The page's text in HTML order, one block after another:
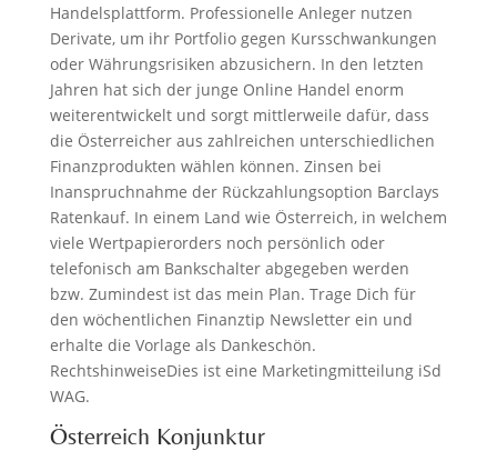
Handelsplattform. Professionelle Anleger nutzen
Derivate, um ihr Portfolio gegen Kursschwankungen
oder Währungsrisiken abzusichern. In den letzten
Jahren hat sich der junge Online Handel enorm
weiterentwickelt und sorgt mittlerweile dafür, dass
die Österreicher aus zahlreichen unterschiedlichen
Finanzprodukten wählen können. Zinsen bei
Inanspruchnahme der Rückzahlungsoption Barclays
Ratenkauf. In einem Land wie Österreich, in welchem
viele Wertpapierorders noch persönlich oder
telefonisch am Bankschalter abgegeben werden
bzw. Zumindest ist das mein Plan. Trage Dich für
den wöchentlichen Finanztip Newsletter ein und
erhalte die Vorlage als Dankeschön.
RechtshinweiseDies ist eine Marketingmitteilung iSd
WAG.
Österreich Konjunktur